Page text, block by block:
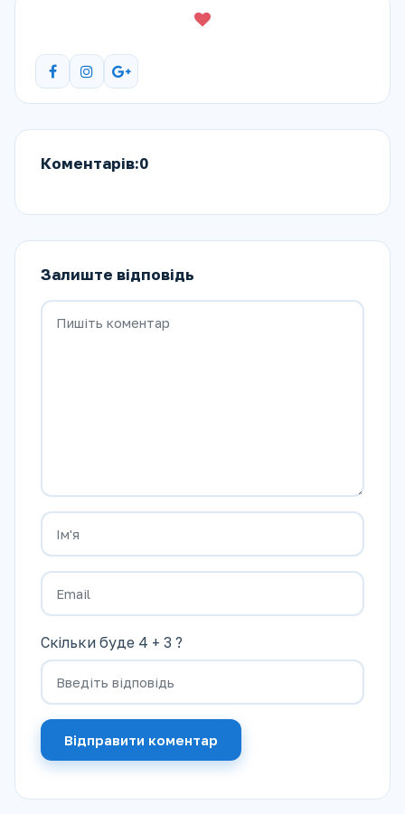
Коментарів:0
Залиште відповідь
Скільки буде 4 + 3 ?
Відправити коментар